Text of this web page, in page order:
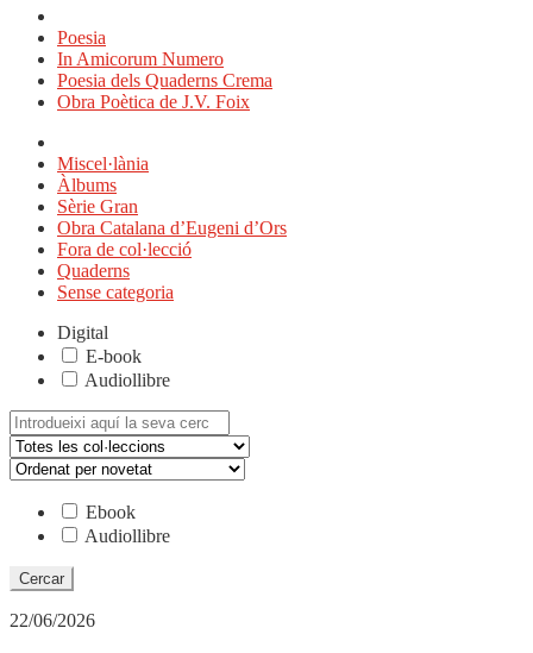
Poesia
In Amicorum Numero
Poesia dels Quaderns Crema
Obra Poètica de J.V. Foix
Miscel·lània
Àlbums
Sèrie Gran
Obra Catalana d’Eugeni d’Ors
Fora de col·lecció
Quaderns
Sense categoria
Digital
E-book
Audiollibre
Cerca:
Ebook
Audiollibre
22/06/2026